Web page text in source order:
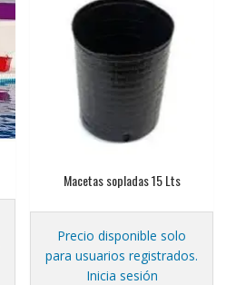
Macetas sopladas 15 Lts
Precio disponible solo
para usuarios registrados.
Inicia sesión